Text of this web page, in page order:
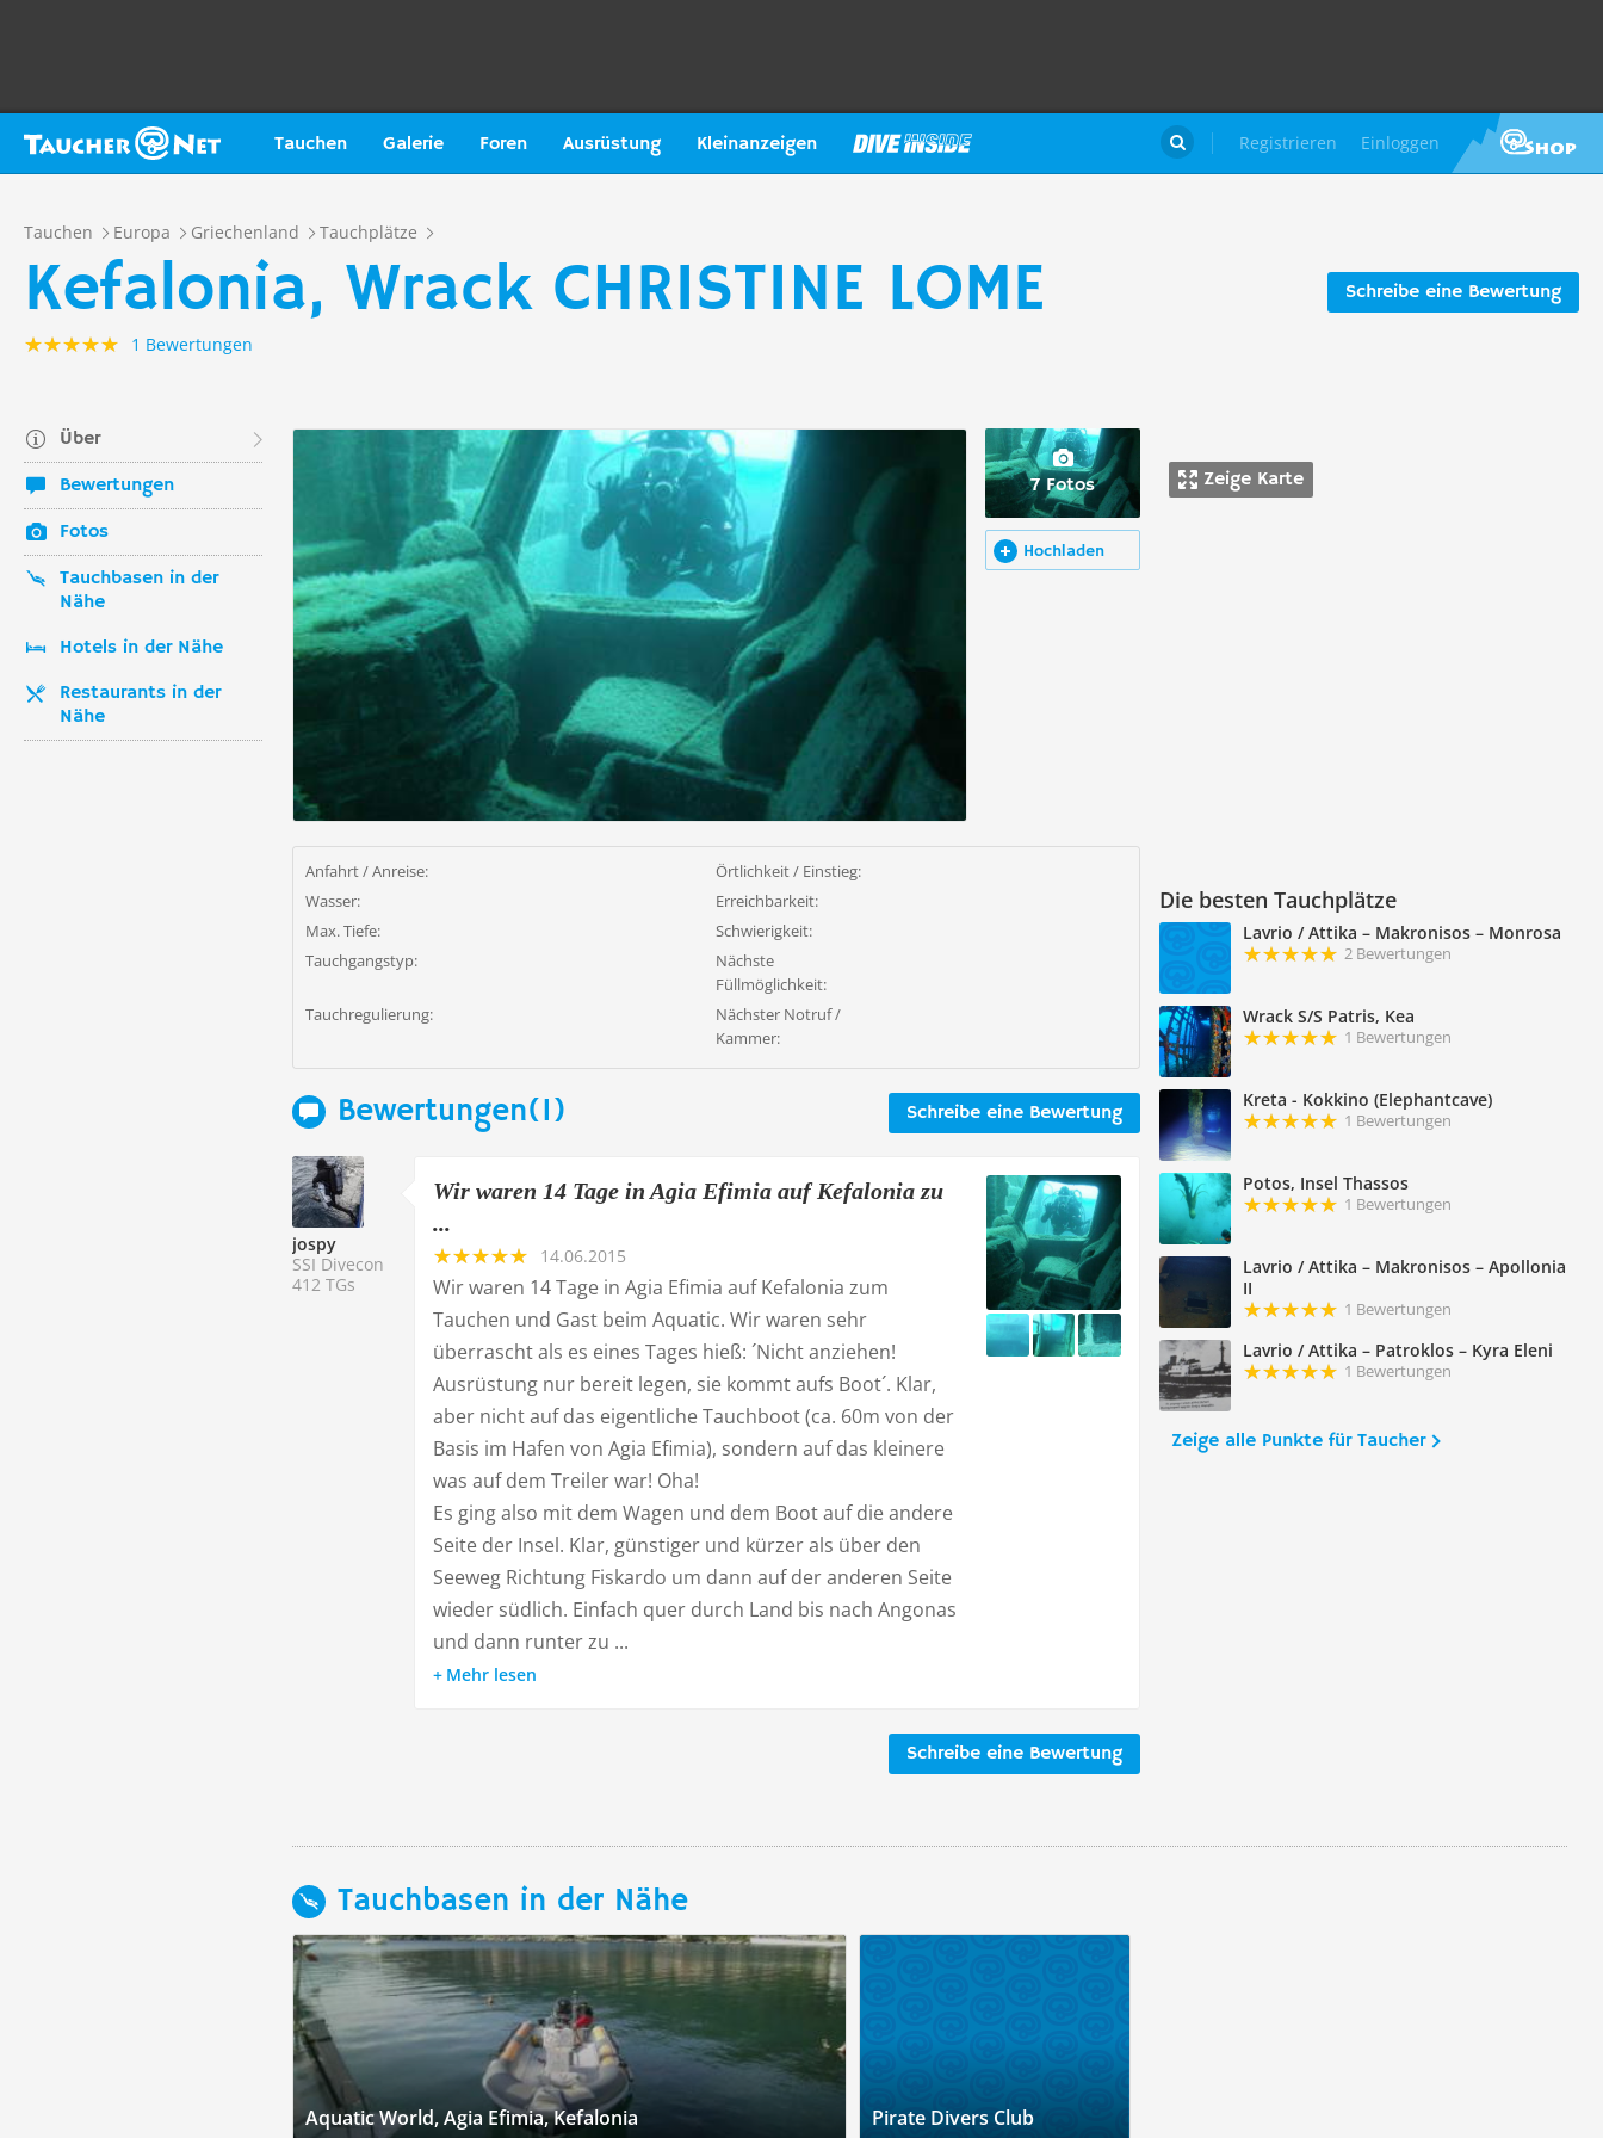
Tauchen Galerie Foren Ausrüstung Kleinanzeigen Registrieren Einloggen

Tauchen Europa Griechenland Tauchplätze
Schreibe eine Bewertung
Kefalonia, Wrack CHRISTINE LOME
1 Bewertungen
Über
Bewertungen
Fotos
Tauchbasen in der
Nähe
Hotels in der Nähe
Restaurants in der
Nähe
Zeige Karte
Die besten Tauchplätze
Lavrio / Attika – Makronisos – Monrosa
2 Bewertungen
Wrack S/S Patris, Kea
1 Bewertungen
Kreta - Kokkino (Elephantcave)
1 Bewertungen
Potos, Insel Thassos
1 Bewertungen
Lavrio / Attika – Makronisos – Apollonia
II
1 Bewertungen
Lavrio / Attika – Patroklos – Kyra Eleni
1 Bewertungen
Zeige alle Punkte für Taucher
7 Fotos
Hochladen
Anfahrt / Anreise:
Örtlichkeit / Einstieg:
Wasser:
Erreichbarkeit:
Max. Tiefe:
Schwierigkeit:
Tauchgangstyp:
Nächste
Füllmöglichkeit:
Tauchregulierung:
Nächster Notruf /
Kammer:
Schreibe eine Bewertung
Bewertungen(1)
jospy
SSI Divecon
412 TGs
Wir waren 14 Tage in Agia Efimia auf Kefalonia zu
...
14.06.2015
Wir waren 14 Tage in Agia Efimia auf Kefalonia zum
Tauchen und Gast beim Aquatic. Wir waren sehr
überrascht als es eines Tages hieß: ´Nicht anziehen!
Ausrüstung nur bereit legen, sie kommt aufs Boot´. Klar,
aber nicht auf das eigentliche Tauchboot (ca. 60m von der
Basis im Hafen von Agia Efimia), sondern auf das kleinere
was auf dem Treiler war! Oha!
Es ging also mit dem Wagen und dem Boot auf die andere
Seite der Insel. Klar, günstiger und kürzer als über den
Seeweg Richtung Fiskardo um dann auf der anderen Seite
wieder südlich. Einfach quer durch Land bis nach Angonas
und dann runter zu ...
Mehr lesen
Schreibe eine Bewertung
Tauchbasen in der Nähe
Aquatic World, Agia Efimia, Kefalonia Pirate Divers Club